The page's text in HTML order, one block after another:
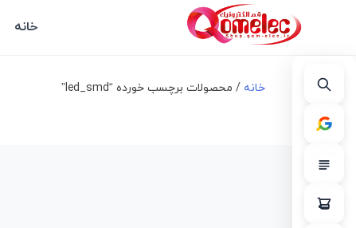
خانه
خانه / محصولات برچسب خورده “led_smd”